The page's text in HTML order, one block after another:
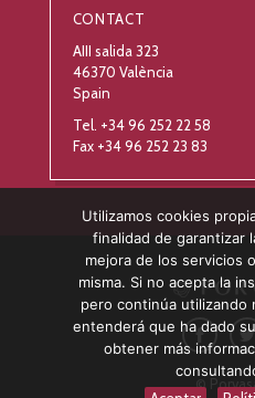
CONTACT
AIII salida 323
46370 València
Spain
Tel. +34 96 252 22 58
Fax +34 96 252 23 83
©
Utilizamos cookies
finalidad de garantizar
mejora de los servicios
misma. Si no acepta la
pero continúa utilizando
entenderá que ha dado
obtener más